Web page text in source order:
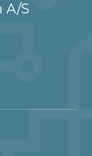
A/S